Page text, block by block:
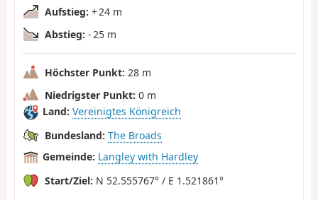
Aufstieg: + 24 m
Abstieg: - 25 m
Höchster Punkt: 28 m
Niedrigster Punkt: 0 m
Land: Vereinigtes Königreich
Bundesland: The Broads
Gemeinde: Langley with Hardley
Start/Ziel: N 52.555767° / E 1.521861°